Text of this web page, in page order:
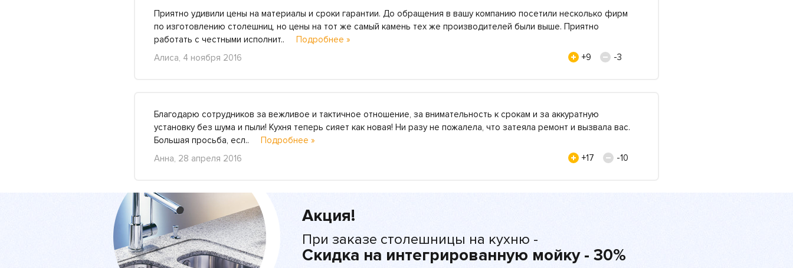
Приятно удивили цены на материалы и сроки гарантии. До обращения в вашу компанию посетили несколько фирм
по изготовлению столешниц, но цены на тот же самый камень тех же производителей были выше. Приятно
работать с честными исполнит.. Подробнее »
+9
-3
Алиса, 4 ноября 2016
Благодарю сотрудников за вежливое и тактичное отношение, за внимательность к срокам и за аккуратную
установку без шума и пыли! Кухня теперь сияет как новая! Ни разу не пожалела, что затеяла ремонт и вызвала вас.
Большая просьба, есл.. Подробнее »
+17
-10
Анна, 28 апреля 2016
Акция!
При заказе столешницы на кухню -
Скидка на интегрированную мойку - 30%